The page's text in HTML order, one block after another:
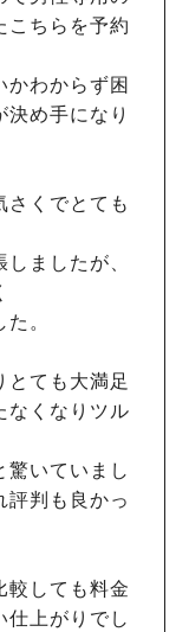
こちらを予約
かわからず困
め手になり
さくでとても
ましたが、
。
とても大満足
なくなりツル
驚いていまし
評判も良かっ
較しても料金
仕上がりでし